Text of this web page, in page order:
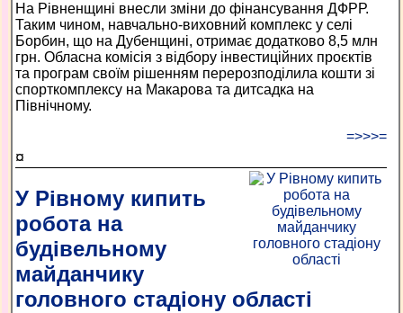
На Рівненщині внесли зміни до фінансування ДФРР.
Таким чином, навчально-виховний комплекс у селі
Борбин, що на Дубенщині, отримає додатково 8,5 млн
грн. Обласна комісія з відбору інвестиційних проєктів
та програм своїм рішенням перерозподілила кошти зі
спорткомплексу на Макарова та дитсадка на
Північному.
=>>>=
¤
У Рівному кипить
робота на
будівельному
майданчику
головного стадіону області